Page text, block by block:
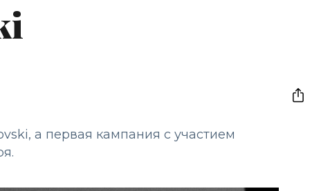
а первая кампания с участием